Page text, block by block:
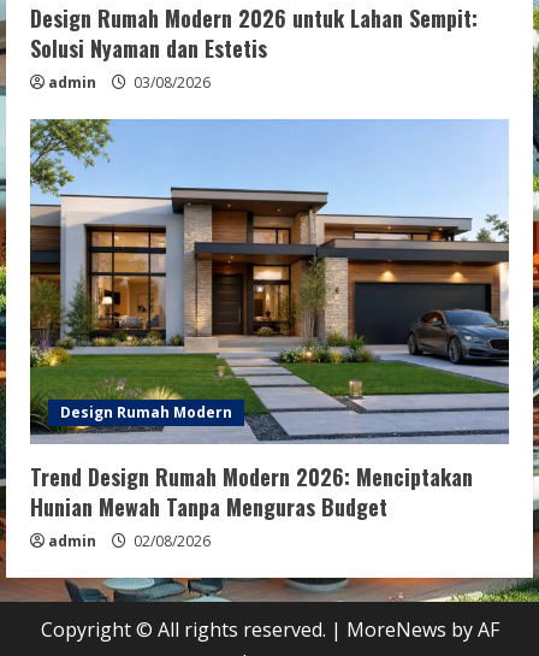
Design Rumah Modern 2026 untuk Lahan Sempit:
Solusi Nyaman dan Estetis
admin 03/08/2026
Design Rumah Modern
Trend Design Rumah Modern 2026: Menciptakan
Hunian Mewah Tanpa Menguras Budget
admin 02/08/2026
Copyright © All rights reserved. | MoreNews by AF